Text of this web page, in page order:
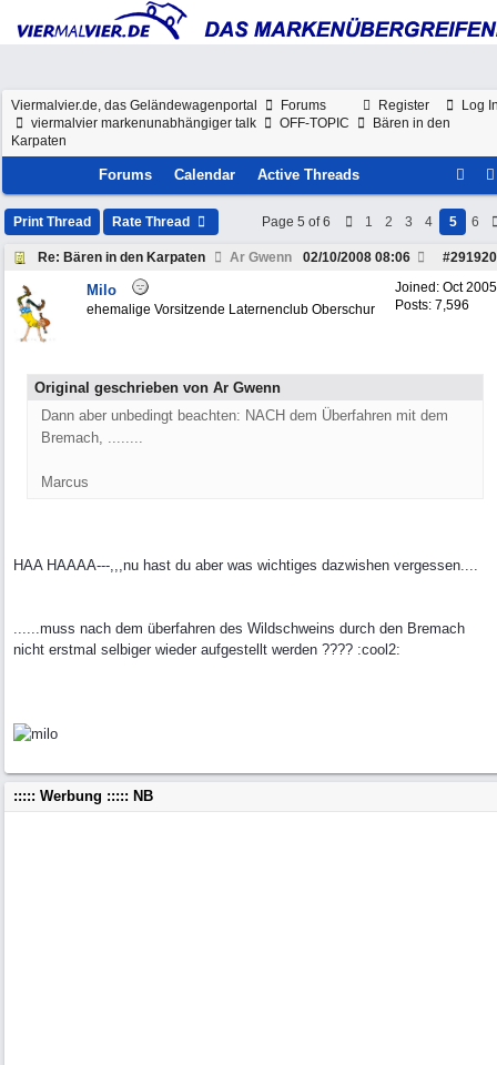
Register Log
Viermalvier.de, das Geländewagenportal
Forums
viermalvier markenunabhängiger talk
OFF-TOPIC
Bären in den
Karpaten
Forums Calendar Active Threads
Print Thread Rate Thread Page 5 of 6 1 2 3 4 5 6
Re: Bären in den Karpaten Ar Gwenn #291920
02/10/2008 08:06
Joined: Oct 2005
Posts: 7,596
Milo
ehemalige Vorsitzende Laternenclub Oberschur
Original geschrieben von Ar Gwenn
Dann aber unbedingt beachten: NACH dem Überfahren mit dem
Bremach, ........
Marcus
HAA HAAAA---,,,nu hast du aber was wichtiges dazwishen vergessen....
......muss nach dem überfahren des Wildschweins durch den Bremach
nicht erstmal selbiger wieder aufgestellt werden ???? :cool2:
::::: Werbung ::::: NB